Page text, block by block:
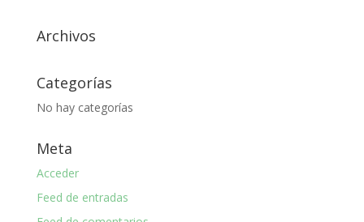
Archivos
Categorías
No hay categorías
Meta
Acceder
Feed de entradas